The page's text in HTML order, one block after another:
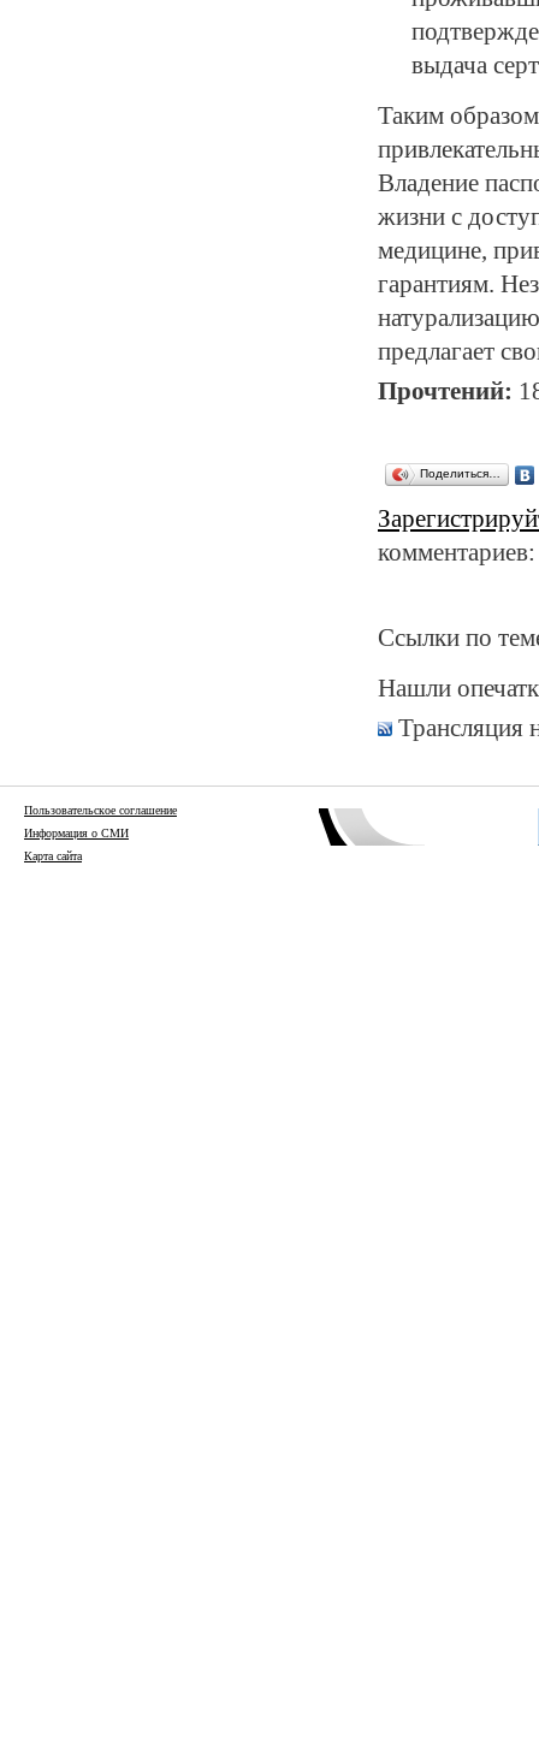
выдача
Таким
Владение
жизни с
медицине,
гарантиям.
предлагает
Прочтений:
Поделиться…
Ссылки по
Нашли
Трансляция
Пользовательское соглашение
Информация о СМИ
Карта сайта